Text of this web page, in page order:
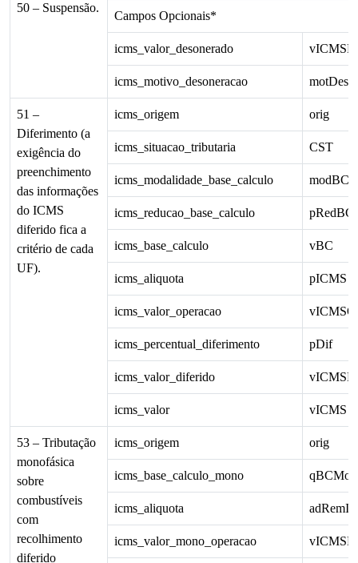
50 – Suspensão.
Campos Opcionais*
icms_valor_desonerado
icms_motivo_desoneracao
51 –
Diferimento (a
exigência do
preenchimento
das informações
do ICMS
diferido fica a
critério de cada
UF).
icms_origem orig
icms_situacao_tributaria CST
icms_modalidade_base_calculo modBC
icms_reducao_base_calculo pRedBC
icms_base_calculo vBC
icms_aliquota pICMS
icms_valor_operacao
icms_percentual_diferimento pDif
icms_valor_diferido
icms_valor vICMS
53 – Tributação
monofásica
sobre
combustíveis
com
recolhimento
diferido
icms_origem orig
icms_base_calculo_mono
icms_aliquota
icms_valor_mono_operacao